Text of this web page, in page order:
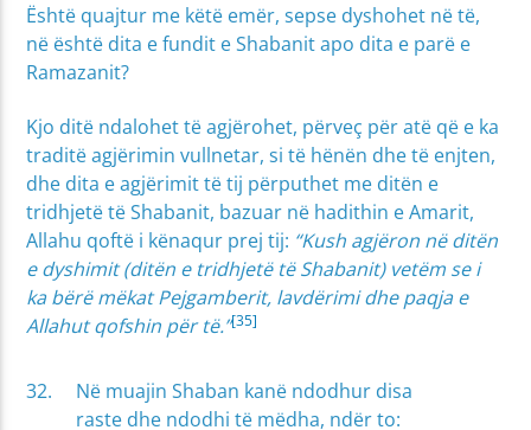
Është quajtur me këtë emër, sepse dyshohet në të,
në është dita e fundit e Shabanit apo dita e parë e
Ramazanit?
Kjo ditë ndalohet të agjërohet, përveç për atë që e ka
traditë agjërimin vullnetar, si të hënën dhe të enjten,
dhe dita e agjërimit të tij përputhet me ditën e
tridhjetë të Shabanit, bazuar në hadithin e Amarit,
Allahu qoftë i kënaqur prej tij: “Kush agjëron në ditën
e dyshimit (ditën e tridhjetë të Shabanit) vetëm se i
ka bërë mëkat Pejgamberit, lavdërimi dhe paqja e
Allahut qofshin për të.”[35]
Në muajin Shaban kanë ndodhur disa
raste dhe ndodhi të mëdha, ndër to: